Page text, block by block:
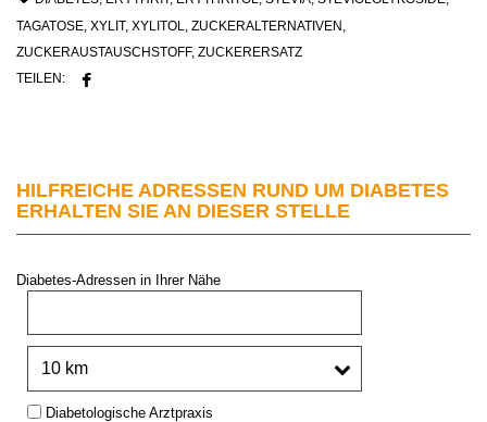
TAGATOSE, XYLIT, XYLITOL, ZUCKERALTERNATIVEN ,
ZUCKERAUSTAUSCHSTOFF, ZUCKERERSATZ
TEILEN:
HILFREICHE ADRESSEN RUND UM DIABETES
ERHALTEN SIE AN DIESER STELLE
Diabetes-Adressen in Ihrer Nähe
Type:Diabetologische Arztpraxis